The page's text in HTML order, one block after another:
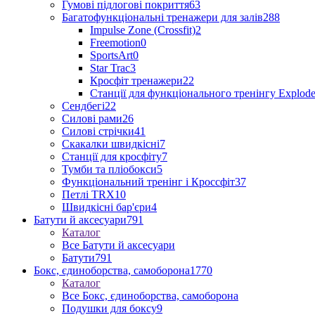
Гумові підлогові покриття63
Багатофункціональні тренажери для залів288
Impulse Zone (Crossfit)2
Freemotion0
SportsArt0
Star Trac3
Кросфіт тренажери22
Станції для функціонального тренінгу Explode
Сендбегі22
Силові рами26
Силові стрічки41
Скакалки швидкісні7
Станції для кросфіту7
Тумби та пліобокси5
Функціональний тренінг і Кроссфіт37
Петлі TRX10
Швидкісні бар'єри4
Батути й аксесуари791
Каталог
Все Батути й аксесуари
Батути791
Бокс, єдиноборства, самоборона1770
Каталог
Все Бокс, єдиноборства, самоборона
Подушки для боксу9